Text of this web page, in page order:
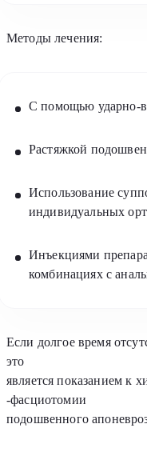
Методы лечения:
С помощью ударно-
Растяжкой
Использование
индивидуальных
Инъекциями
комбинациях с
Если долгое время
это
является показанием к
-фасциотомии
подошвенного